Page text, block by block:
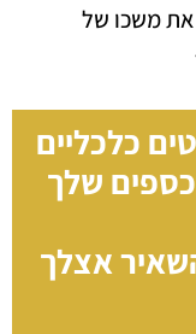
את משכו של
כלכליים
שלך
אצלך